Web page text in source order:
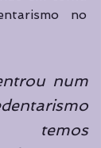
no
num
temos